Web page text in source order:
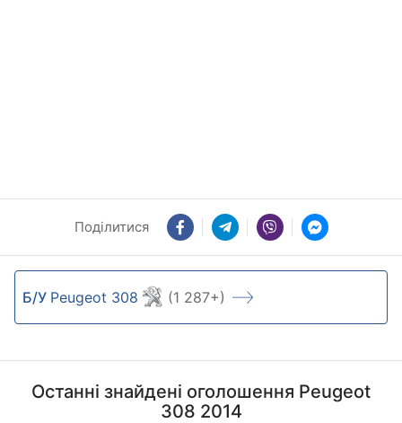
Поділитися
Б/У Peugeot 308 (1 287+)
Останні знайдені оголошення Peugeot
308 2014